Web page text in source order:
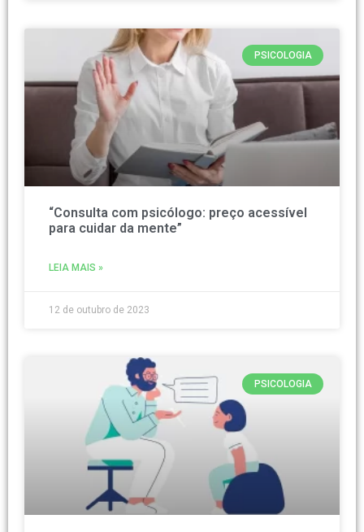
PSICOLOGIA
“Consulta com psicólogo: preço acessível
para cuidar da mente”
LEIA MAIS »
12 de outubro de 2023
PSICOLOGIA